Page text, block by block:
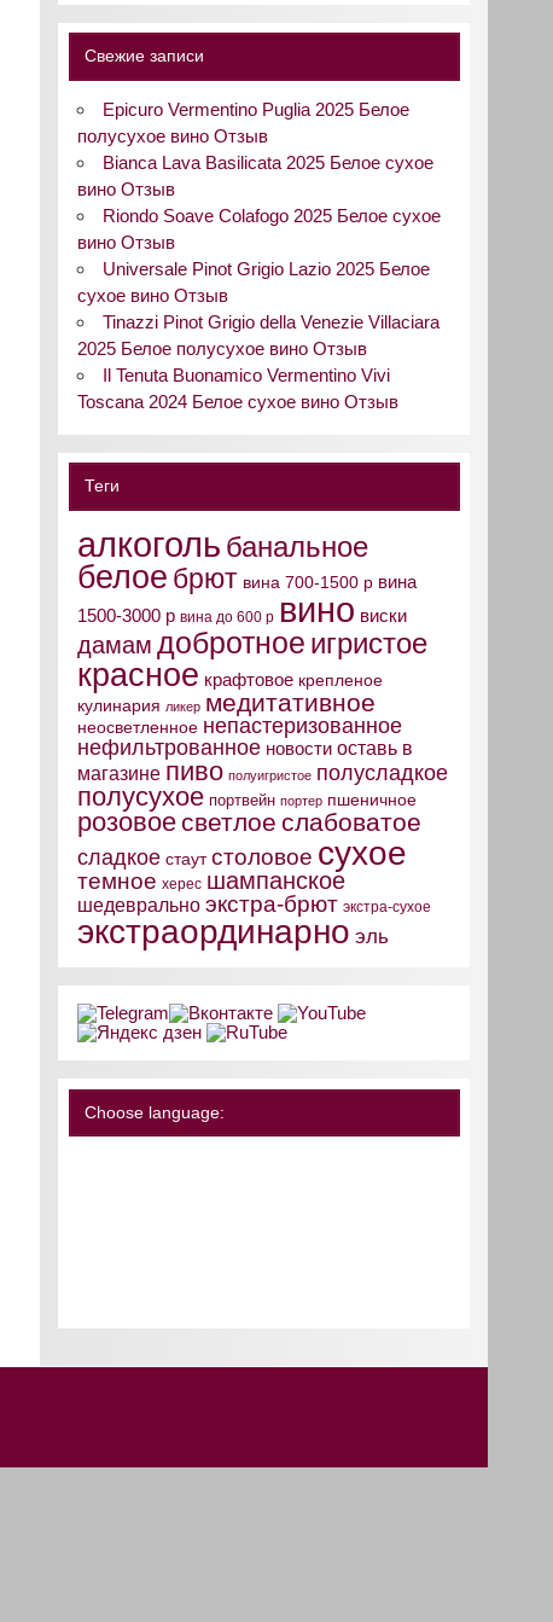
Свежие записи
Epicuro Vermentino Puglia 2025 Белое
полусухое вино Отзыв
Bianca Lava Basilicata 2025 Белое сухое
вино Отзыв
Riondo Soave Colafogo 2025 Белое сухое
вино Отзыв
Universale Pinot Grigio Lazio 2025 Белое
сухое вино Отзыв
Tinazzi Pinot Grigio della Venezie Villaciara
2025 Белое полусухое вино Отзыв
Il Tenuta Buonamico Vermentino Vivi
Toscana 2024 Белое сухое вино Отзыв
Теги
алкоголь банальное
белое брют вина 700-1500 р вина
1500-3000 р вина до 600 р вино виски
дамам добротное игристое
красное крафтовое крепленое
кулинария ликер медитативное
неосветленное непастеризованное
нефильтрованное новости оставь в
магазине пиво полуигристое полусладкое
полусухое портвейн портер пшеничное
розовоесветлое слабоватое
сладкое стаут столовое сухое
темное херес шампанское
шедеврально экстра-брют экстра-сухое
экстраординарно эль
Choose language: